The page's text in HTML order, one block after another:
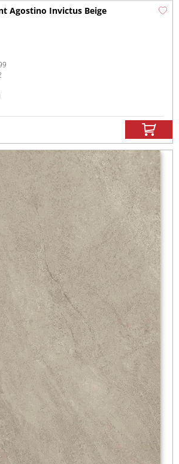
Agostino Invictus Beige